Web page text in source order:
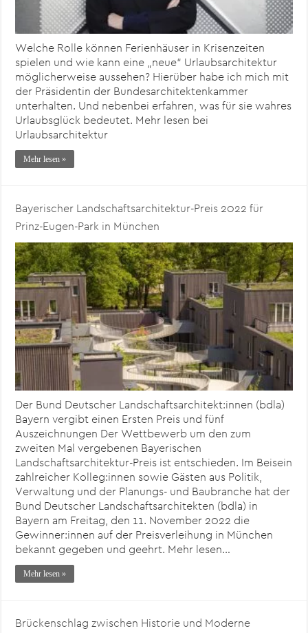
Welche Rolle können Ferienhäuser in Krisenzeiten
spielen und wie kann eine „neue“ Urlaubsarchitektur
möglicherweise aussehen? Hierüber habe ich mich mit
der Präsidentin der Bundesarchitektenkammer
unterhalten. Und nebenbei erfahren, was für sie wahres
Urlaubsglück bedeutet. Mehr lesen bei
Urlaubsarchitektur
Mehr lesen »
Bayerischer Landschaftsarchitektur-Preis 2022 für
Prinz-Eugen-Park in München
Der Bund Deutscher Landschaftsarchitekt:innen (bdla)
Bayern vergibt einen Ersten Preis und fünf
Auszeichnungen Der Wettbewerb um den zum
zweiten Mal vergebenen Bayerischen
Landschaftsarchitektur-Preis ist entschieden. Im Beisein
zahlreicher Kolleg:innen sowie Gästen aus Politik,
Verwaltung und der Planungs- und Baubranche hat der
Bund Deutscher Landschaftsarchitekten (bdla) in
Bayern am Freitag, den 11. November 2022 die
Gewinner:innen auf der Preisverleihung in München
bekannt gegeben und geehrt. Mehr lesen…
Mehr lesen »
Brückenschlag zwischen Historie und Moderne